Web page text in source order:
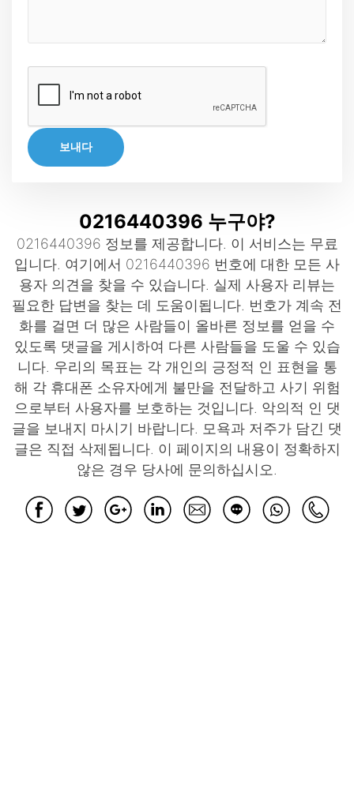
보내다
0216440396 누구야?
0216440396 정보를 제공합니다. 이 서비스는 무료
입니다. 여기에서 0216440396 번호에 대한 모든 사
용자 의견을 찾을 수 있습니다. 실제 사용자 리뷰는
필요한 답변을 찾는 데 도움이됩니다. 번호가 계속 전
화를 걸면 더 많은 사람들이 올바른 정보를 얻을 수
있도록 댓글을 게시하여 다른 사람들을 도울 수 있습
니다. 우리의 목표는 각 개인의 긍정적 인 표현을 통
해 각 휴대폰 소유자에게 불만을 전달하고 사기 위험
으로부터 사용자를 보호하는 것입니다. 악의적 인 댓
글을 보내지 마시기 바랍니다. 모욕과 저주가 담긴 댓
글은 직접 삭제됩니다. 이 페이지의 내용이 정확하지
않은 경우 당사에 문의하십시오.